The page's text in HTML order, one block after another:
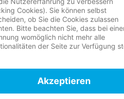
'Am
Otto-Heinrich-
Bahnhofstr. 10
Hauptstraße
Ziegeleiweg
Cookies). Sie können selbst
ob Sie die Cookies zulassen
Bitte beachten Sie, dass bei
womöglich nicht mehr alle
der Seite zur Verfügung
Akzeptieren